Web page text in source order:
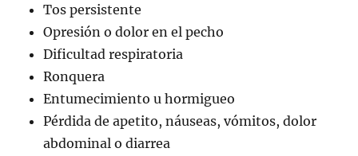
Tos persistente
Opresión o dolor en el pecho
Dificultad respiratoria
Ronquera
Entumecimiento u hormigueo
Pérdida de apetito, náuseas, vómitos, dolor
abdominal o diarrea